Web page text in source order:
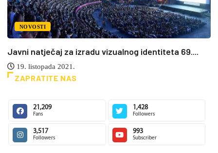
NOVOSTI
Javni natječaj za izradu vizualnog identiteta 69....
19. listopada 2021.
ZAPRATITE NAS
21,209
Fans
1,428
Followers
3,517
Followers
993
Subscriber